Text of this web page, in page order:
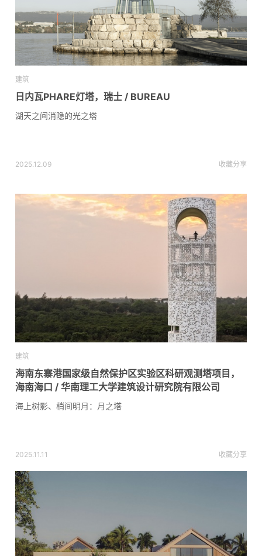
建筑
日内瓦PHARE灯塔，瑞士 / BUREAU
湖天之间消隐的光之塔
2025.12.09 收藏分享
建筑
海南东寨港国家级自然保护区实验区科研观测塔项目，
海南海口 / 华南理工大学建筑设计研究院有限公司
海上树影、梢间明月：月之塔
2025.11.11 收藏分享